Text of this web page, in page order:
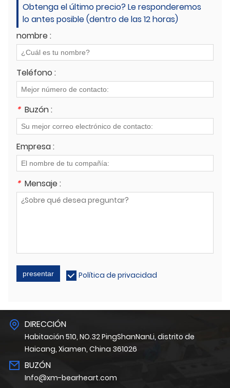
Obtenga el último precio? Le responderemos
lo antes posible (dentro de las 12 horas)
nombre :
Teléfono :
* Buzón :
Empresa :
* Mensaje :
presentar Política de privacidad
DIRECCIÓN
Habitación 510, NO.32 PingShanNanLi, distrito de
Haicang, Xiamen, China 361026
BUZÓN
Info@xm-bearheart.com